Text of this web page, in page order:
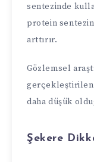
sentezinde
protein
arttırır.
Gözlemsel
gerçekleştirilen
daha düşük
Şekere